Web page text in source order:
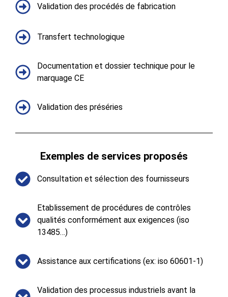
Validation des procédés de fabrication
Transfert technologique
Documentation et dossier technique pour le
marquage CE
Validation des préséries
Exemples de services proposés​
Consultation et sélection des fournisseurs
Etablissement de procédures de contrôles
qualités conformément aux exigences (iso
13485…)
Assistance aux certifications (ex: iso 60601-1)
Validation des processus industriels avant la